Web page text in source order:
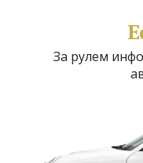
За рулем